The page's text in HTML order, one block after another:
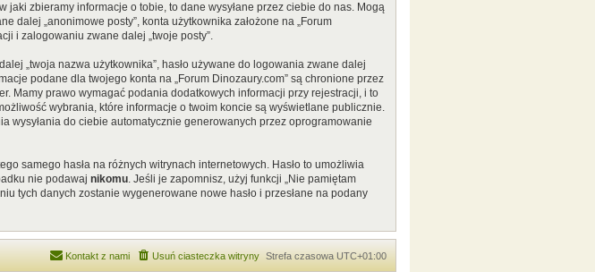
zbieramy informacje o tobie, to dane wysyłane przez ciebie do nas. Mogą
dalej „anonimowe posty”, konta użytkownika założone na „Forum
i zalogowaniu zwane dalej „twoje posty”.
„twoja nazwa użytkownika”, hasło używane do logowania zwane dalej
podane dla twojego konta na „Forum Dinozaury.com” są chronione przez
Mamy prawo wymagać podania dodatkowych informacji przy rejestracji, i to
wybrania, które informacje o twoim koncie są wyświetlane publicznie.
wysyłania do ciebie automatycznie generowanych przez oprogramowanie
samego hasła na różnych witrynach internetowych. Hasło to umożliwia
nie podawaj nikomu. Jeśli je zapomnisz, użyj funkcji „Nie pamiętam
tych danych zostanie wygenerowane nowe hasło i przesłane na podany
Strefa czasowa UTC+01:00
Usuń ciasteczka witryny
Kontakt z nami